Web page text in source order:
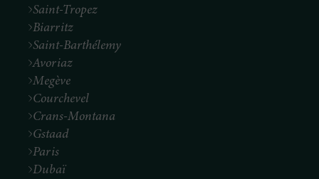
Saint-Tropez
Biarritz
Saint-Barthélemy
Avoriaz
Megève
Courchevel
Crans-Montana
Gstaad
Paris
Dubaï